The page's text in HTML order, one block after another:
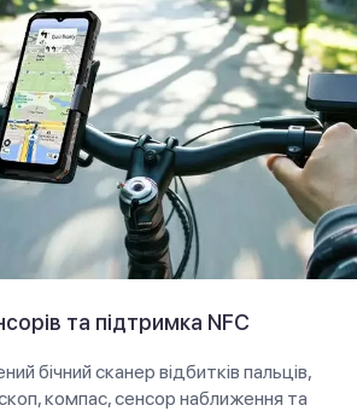
та підтримка NFC
бічний сканер відбитків пальців,
компас, сенсор наближення та